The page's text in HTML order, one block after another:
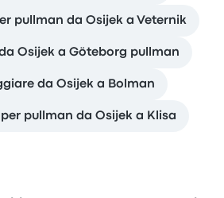
pullman da Osijek a Veternik
Osijek a Göteborg pullman
da Osijek a Bolman
per pullman da Osijek a Klisa